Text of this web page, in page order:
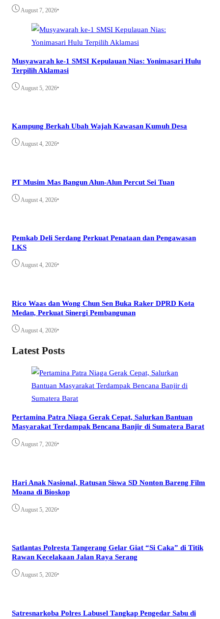
August 7, 2026•
Musyawarah ke-1 SMSI Kepulauan Nias: Yonimasari Hulu
Terpilih Aklamasi
August 5, 2026•
Kampung Berkah Ubah Wajah Kawasan Kumuh Desa
August 4, 2026•
PT Musim Mas Bangun Alun-Alun Percut Sei Tuan
August 4, 2026•
Pemkab Deli Serdang Perkuat Penataan dan Pengawasan
LKS
August 4, 2026•
Rico Waas dan Wong Chun Sen Buka Raker DPRD Kota
Medan, Perkuat Sinergi Pembangunan
August 4, 2026•
Latest Posts
Pertamina Patra Niaga Gerak Cepat, Salurkan Bantuan
Masyarakat Terdampak Bencana Banjir di Sumatera Barat
August 7, 2026•
Hari Anak Nasional, Ratusan Siswa SD Nonton Bareng Film
Moana di Bioskop
August 5, 2026•
Satlantas Polresta Tangerang Gelar Giat “Si Caka” di Titik
Rawan Kecelakaan Jalan Raya Serang
August 5, 2026•
Satresnarkoba Polres Labusel Tangkap Pengedar Sabu di